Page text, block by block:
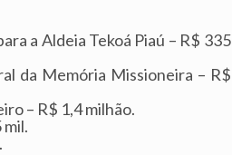
a Aldeia Tekoá Piaú – R$ 335
da Memória Missioneira – R$
– R$ 1,4 milhão.